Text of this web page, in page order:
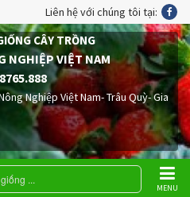
Liên hệ với chúng tôi tại:
CÂY TRỒNG
NGHIỆP VIỆT NAM
Nghiệp Việt Nam- Trâu Quỳ- Gia
MENU